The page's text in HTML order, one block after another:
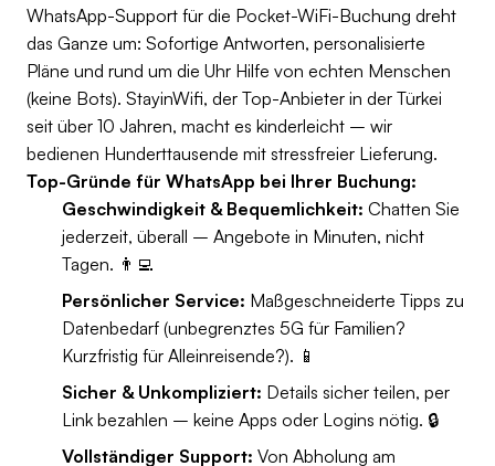
WhatsApp-Support für die Pocket-WiFi-Buchung dreht
das Ganze um: Sofortige Antworten, personalisierte
Pläne und rund um die Uhr Hilfe von echten Menschen
(keine Bots). StayinWifi, der Top-Anbieter in der Türkei
seit über 10 Jahren, macht es kinderleicht – wir
bedienen Hunderttausende mit stressfreier Lieferung.
Top-Gründe für WhatsApp bei Ihrer Buchung:
Geschwindigkeit & Bequemlichkeit: Chatten Sie
jederzeit, überall – Angebote in Minuten, nicht
Tagen. 👨‍💻
Persönlicher Service: Maßgeschneiderte Tipps zu
Datenbedarf (unbegrenztes 5G für Familien?
Kurzfristig für Alleinreisende?). 📱
Sicher & Unkompliziert: Details sicher teilen, per
Link bezahlen – keine Apps oder Logins nötig. 🔒
Vollständiger Support: Von Abholung am